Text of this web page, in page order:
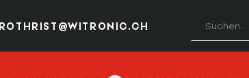
ROTHRIST@WITRONIC.CH